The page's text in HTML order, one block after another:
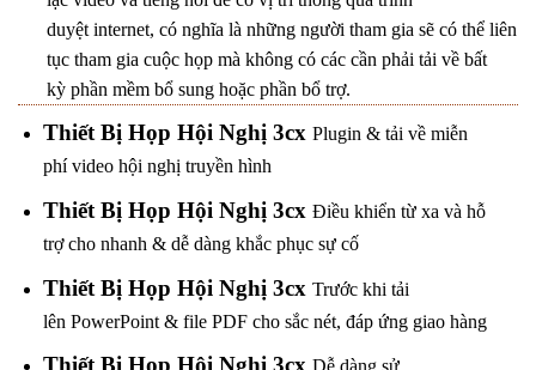
duyệt internet, có nghĩa là những người tham gia sẽ có thể liên
tục tham gia cuộc họp mà không có các cần phải tải về bất
kỳ phần mềm bổ sung hoặc phần bổ trợ.
Thiết Bị Họp Hội Nghị 3cx Plugin & tải về miễn
phí video hội nghị truyền hình
Thiết Bị Họp Hội Nghị 3cx Điều khiển từ xa và hỗ
trợ cho nhanh & dễ dàng khắc phục sự cố
Thiết Bị Họp Hội Nghị 3cx Trước khi tải
lên PowerPoint & file PDF cho sắc nét, đáp ứng giao hàng
Thiết Bị Họp Hội Nghị 3cx